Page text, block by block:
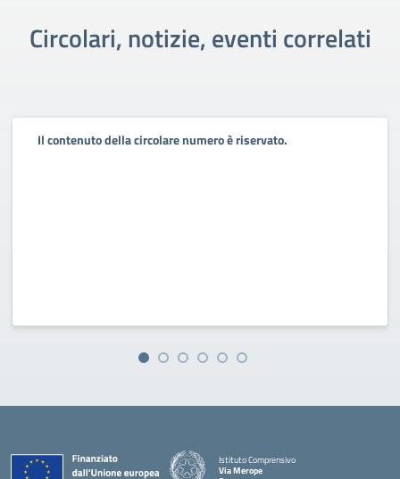
Circolari, notizie, eventi correlati
Il contenuto della circolare numero è riservato.
Istituto Comprensivo
Via Merope